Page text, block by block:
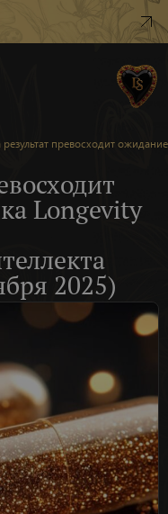
результат превосходит
Longevity
2025)